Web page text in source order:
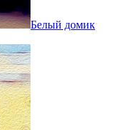
Белый домик